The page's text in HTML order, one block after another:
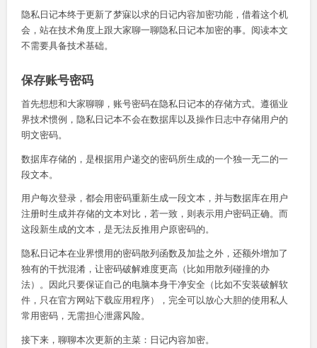
隐私日记本终于更新了梦寐以求的日记内容加密功能，借着这个机
会，站在技术角度上跟大家聊一聊隐私日记本加密的事。阅读本文
不需要具备技术基础。
保存账号密码
首先想想和大家聊聊，账号密码在隐私日记本的存储方式。遵循业
界技术惯例，隐私日记本不会在数据库以及操作日志中存储用户的
明文密码。
数据库存储的，是根据用户递交的密码所生成的一个独一无二的一
段文本。
用户每次登录，都会用密码重新生成一段文本，并与数据库在用户
注册时生成并存储的文本对比，若一致，则表示用户密码正确。而
这段新生成的文本，是无法反推用户原密码的。
隐私日记本在业界惯用的密码散列函数及加盐之外，还额外增加了
独有的干扰混淆，让密码破解难度更高（比如用散列碰撞的办
法）。因此只要保证自己的电脑本身干净安全（比如不安装破解软
件，只在官方网站下载应用程序），完全可以放心大胆的使用私人
常用密码，无需担心泄露风险。
接下来，聊聊本次更新的主菜：日记内容加密。